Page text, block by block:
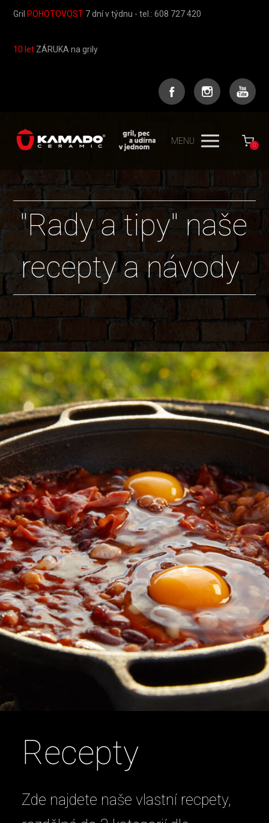
Gril POHOTOVOST 7 dní v týdnu - tel.: 608 727 420
10 let ZÁRUKA na grily
MENU 0
"Rady a tipy" naše
recepty a návody
Recepty
Zde najdete naše vlastní recpety,